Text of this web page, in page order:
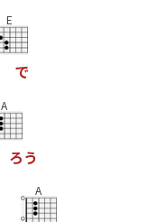
E
で
A
ろう
A